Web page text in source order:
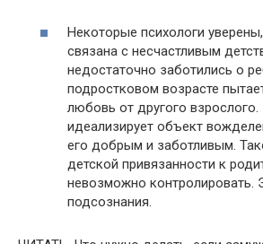
Некоторые психологи
связана с несчастливым
недостаточно заботились о
подростковом возрасте
любовь от другого
идеализирует объект
его добрым и заботливым.
детской привязанности к
невозможно контролировать.
подсознания.